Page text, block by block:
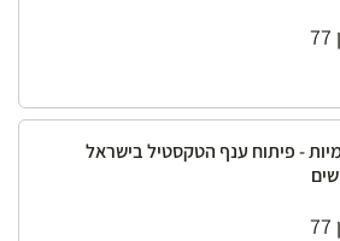
- פיתוח ענף הטקסטיל בישראל